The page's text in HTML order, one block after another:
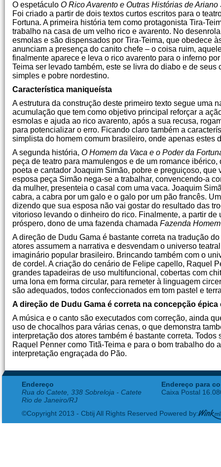
O espetáculo O Rico Avarento e Outras Histórias de Ariano
Foi criado a partir de dois textos curtos escritos para o
Fortuna. A primeira história tem como protagonista Tira-
trabalho na casa de um velho rico e avarento. No
esmolas e são dispensados por Tira-Teima, que obedece
anunciam a presença do canito chefe – o coisa ruim,
finalmente aparece e leva o rico avarento para o inferno
Teima ser levado também, este se livra do diabo e de
simples e pobre nordestino.
Característica maniqueísta
A estrutura da construção deste primeiro texto segue uma
acumulação que tem como objetivo principal reforçar a
esmolas e ajuda ao rico avarento, após a sua recusa,
para potencializar o erro. Ficando claro também a
simplista do homem comum brasileiro, onde apenas estes
A segunda história, O Homem da Vaca e o Poder da
peça de teatro para mamulengos e de um romance
poeta e cantador Joaquim Simão, pobre e preguiçoso,
esposa peça Simão nega-se a trabalhar, convencendo-a
da mulher, presenteia o casal com uma vaca. Joaquim
cabra, a cabra por um galo e o galo por um pão francês.
dizendo que sua esposa não vai gostar do resultado das
vitorioso levando o dinheiro do rico. Finalmente, a partir
próspero, dono de uma fazenda chamada Fazenda
A direção de Dudu Gama é bastante correta na tradução
atores assumem a narrativa e desvendam o universo
imaginário popular brasileiro. Brincando também com o
de cordel. A criação do cenário de Felipe capello, Raquel
grandes tapadeiras de uso multifuncional, cobertas com
uma lona em forma circular, para remeter à linguagem
são adequados, todos confeccionados em tom pastel e
A direção de Dudu Gama é correta na concepção
A música e o canto são executados com correção, ainda
uso de chocalhos para várias cenas, o que demonstra
interpretação dos atores também é bastante correta.
Raquel Penner como Titã-Teima e para o bom trabalho
interpretação engraçada do Pão.
Endereço
Rua do Catete, 338 Sobreloja - Catete
Rio de Janeiro/RJ
Endereço para
Caixa Postal
©Copyright 2013 - Cbtij All Rights Reserved Powered by: